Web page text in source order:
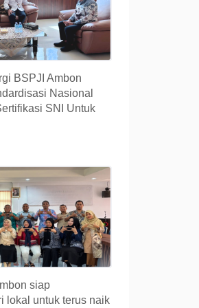
BSPJI Ambon
Nasional
SNI Untuk
siap
lokal untuk terus naik